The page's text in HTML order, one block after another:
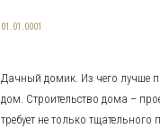
01.01.0001
Дачный домик. Из чего лучше
дом. Строительство дома –
требует не только